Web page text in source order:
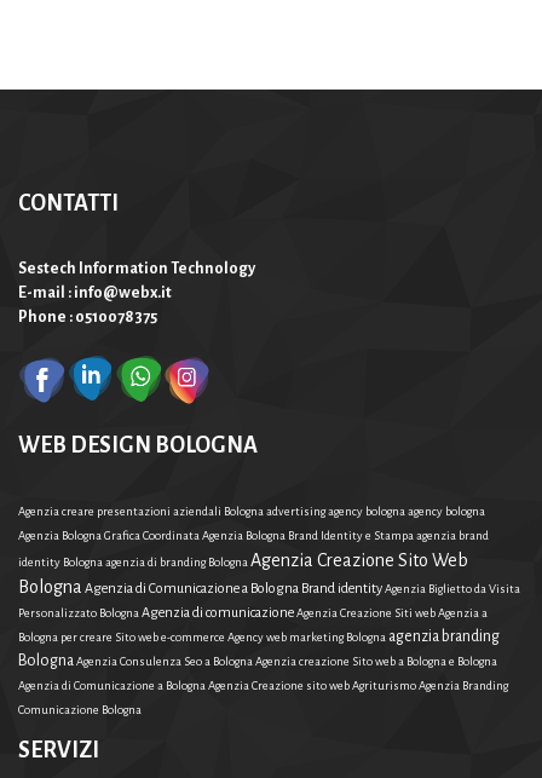
CONTATTI
Sestech Information Technology
E-mail : info@webx.it
Phone : 0510078375
WEB DESIGN BOLOGNA
Agenzia creare presentazioni aziendali Bolognaadvertising agency bolognaagency bologna
Agenzia Bologna Grafica CoordinataAgenzia Bologna Brand Identity e Stampaagenzia brand
identity Bolognaagenzia di branding BolognaAgenzia Creazione Sito Web
Bologna Agenzia di Comunicazione a Bologna Brand identityAgenzia Biglietto da Visita
Personalizzato BolognaAgenzia di comunicazioneAgenzia Creazione Siti webAgenzia a
Bologna per creare Sito web e-commerce Agency web marketing Bologna agenzia branding
BolognaAgenzia Consulenza Seo a BolognaAgenzia creazione Sito web a Bologna e Bologna
Agenzia di Comunicazione a BolognaAgenzia Creazione sito web AgriturismoAgenzia Branding
Comunicazione Bologna
SERVIZI